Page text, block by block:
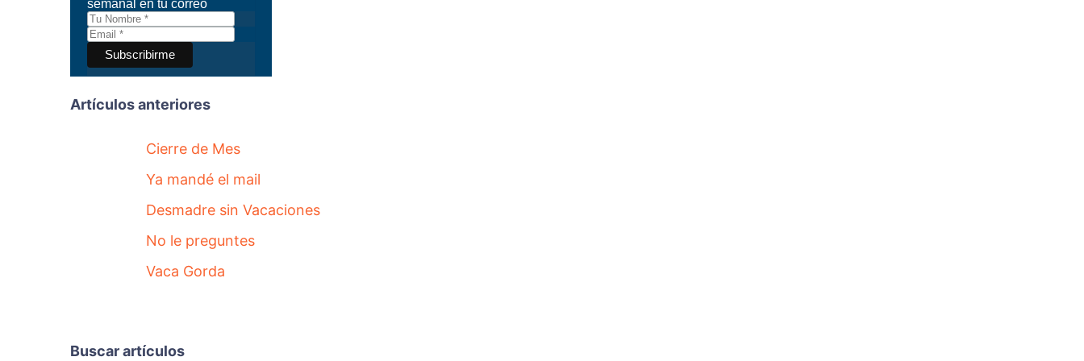
semanal en tu correo
Artículos anteriores
Cierre de Mes
Ya mandé el mail
Desmadre sin Vacaciones
No le preguntes
Vaca Gorda
Buscar artículos